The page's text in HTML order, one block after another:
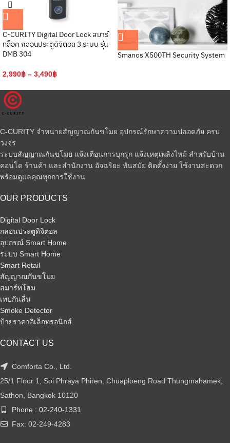
C-CURITY Digital Door Lock สมาร์
ทล็อค กลอนประตูดิจิตอล 3 ระบบ รุ่น
DMB 304
2,990฿ – 3,490฿
Smanos X500TH Security System
C-CURITY จำหน่ายสัญญาณกันขโมย อุปกรณ์รักษาความปลอดภัย ครบ
วงจร
ระบบสัญญาณกันขโมย แจ้งเตือนการบุกรุก แจ้งเหตุเพลิงไหม้ สำหรับบ้าน
คอนโด ร้านค้า และสำนักงาน อัจฉริยะ ทันสมัย ติดตั้งง่าย ใช้งานสะดวก
พร้อมดูแลคุณทุกการใช้งาน
OUR PRODUCTS
Digital Door Lock
กลอนประตูดิจิตอล
อุปกรณ์ Smart Home
ระบบ Smart Home
Smart Retail
สัญญาณกันขโมย
สมาร์ทโฮม
เทปกันลื่น
Smoke Detector
ป้ายราคาอิเล็กทรอนิกส์
CONTACT US
Comforta Co., Ltd.
25/1 Floor 1, Soi Phraya Phiren, Chuaploeng Road Thungmahamek,
Sathon, Bangkok 10120
Phone : 02-240-1331
Fax: 02-249-4283